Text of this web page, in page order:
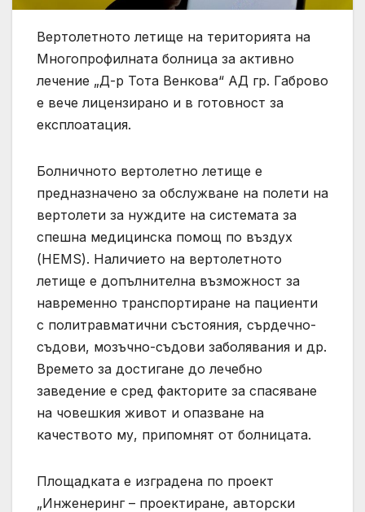
Вертолетното летище на територията на
Многопрофилната болница за активно
лечение „Д-р Тота Венкова“ АД гр. Габрово
е вече лицензирано и в готовност за
експлоатация.
Болничното вертолетно летище е
предназначено за обслужване на полети на
вертолети за нуждите на системата за
спешна медицинска помощ по въздух
(HEMS). Наличието на вертолетното
летище е допълнителна възможност за
навременно транспортиране на пациенти
с политравматични състояния, сърдечно-
съдови, мозъчно-съдови заболявания и др.
Времето за достигане до лечебно
заведение е сред факторите за спасяване
на човешкия живот и опазване на
качеството му, припомнят от болницата.
Площадката е изградена по проект
„Инженеринг – проектиране, авторски